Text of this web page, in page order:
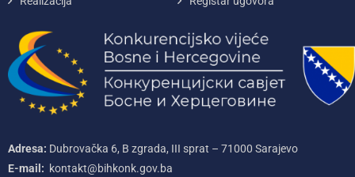
Adresa: Dubrovačka 6, B zgrada, III sprat – 71000‌ Sarajevo
E-mail: kontakt@bihkonk.gov.ba